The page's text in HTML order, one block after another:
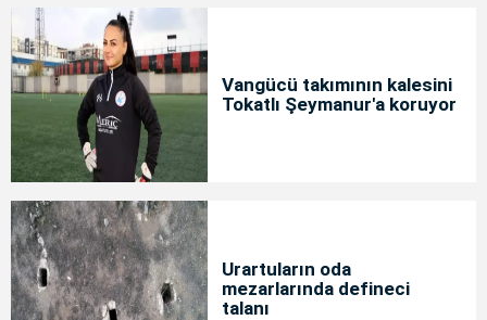
Vangücü takımının kalesini
Tokatlı Şeymanur'a koruyor
Urartuların oda
mezarlarında defineci
talanı